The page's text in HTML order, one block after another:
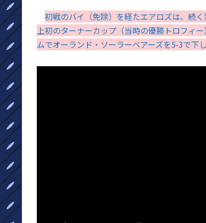
初戦のバイ（免除）を経たエアロズは、続
上初のターナーカップ（当時の優勝トロフィ
ムでオーランド・ソーラーベアーズを5-3で下